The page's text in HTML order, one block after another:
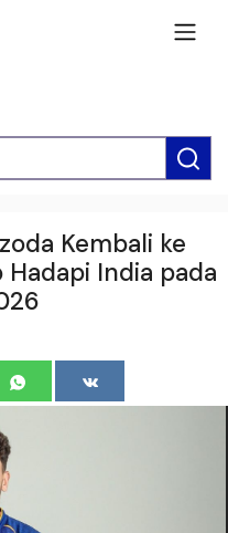
Kembali ke
Hadapi India pada